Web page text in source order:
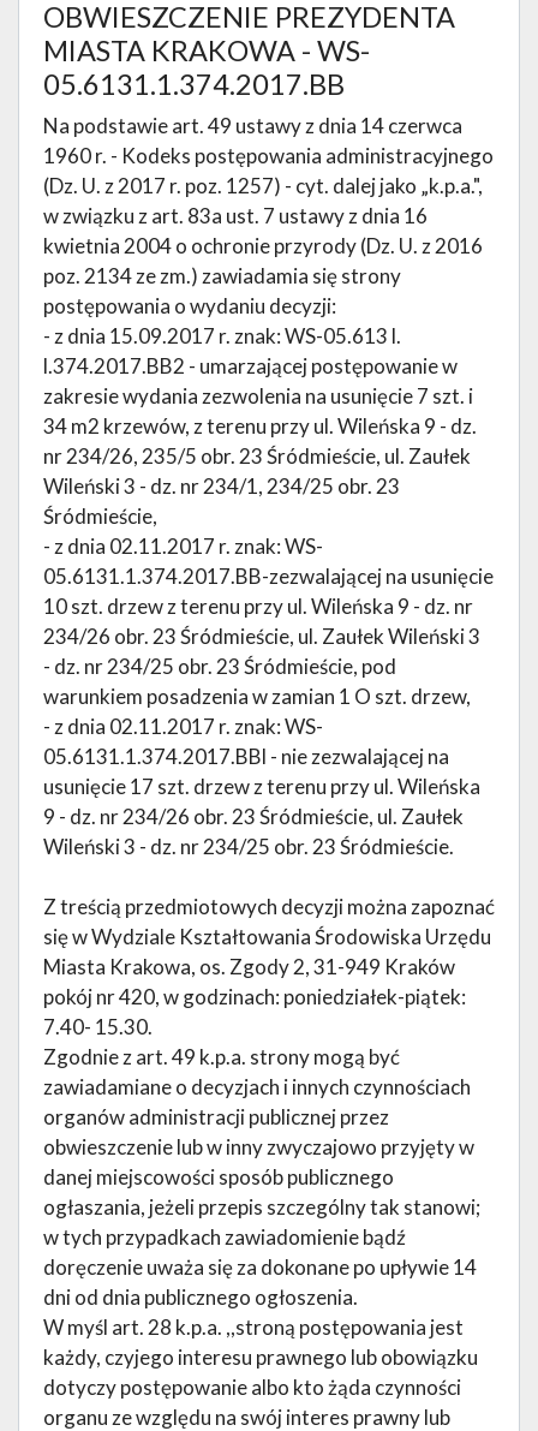
OBWIESZCZENIE PREZYDENTA
MIASTA KRAKOWA - WS-
05.6131.1.374.2017.BB
Na podstawie art. 49 ustawy z dnia 14 czerwca
1960 r. - Kodeks postępowania administracyjnego
(Dz. U. z 2017 r. poz. 1257) - cyt. dalej jako „k.p.a.",
w związku z art. 83a ust. 7 ustawy z dnia 16
kwietnia 2004 o ochronie przyrody (Dz. U. z 2016
poz. 2134 ze zm.) zawiadamia się strony
postępowania o wydaniu decyzji:
- z dnia 15.09.2017 r. znak: WS-05.613 l.
l.374.2017.BB2 - umarzającej postępowanie w
zakresie wydania zezwolenia na usunięcie 7 szt. i
34 m2 krzewów, z terenu przy ul. Wileńska 9 - dz.
nr 234/26, 235/5 obr. 23 Śródmieście, ul. Zaułek
Wileński 3 - dz. nr 234/1, 234/25 obr. 23
Śródmieście,
- z dnia 02.11.2017 r. znak: WS-
05.6131.1.374.2017.BB-zezwalającej na usunięcie
10 szt. drzew z terenu przy ul. Wileńska 9 - dz. nr
234/26 obr. 23 Śródmieście, ul. Zaułek Wileński 3
- dz. nr 234/25 obr. 23 Śródmieście, pod
warunkiem posadzenia w zamian 1 O szt. drzew,
- z dnia 02.11.2017 r. znak: WS-
05.6131.1.374.2017.BBl - nie zezwalającej na
usunięcie 17 szt. drzew z terenu przy ul. Wileńska
9 - dz. nr 234/26 obr. 23 Śródmieście, ul. Zaułek
Wileński 3 - dz. nr 234/25 obr. 23 Śródmieście.
Z treścią przedmiotowych decyzji można zapoznać
się w Wydziale Kształtowania Środowiska Urzędu
Miasta Krakowa, os. Zgody 2, 31-949 Kraków
pokój nr 420, w godzinach: poniedziałek-piątek:
7.40- 15.30.
Zgodnie z art. 49 k.p.a. strony mogą być
zawiadamiane o decyzjach i innych czynnościach
organów administracji publicznej przez
obwieszczenie lub w inny zwyczajowo przyjęty w
danej miejscowości sposób publicznego
ogłaszania, jeżeli przepis szczególny tak stanowi;
w tych przypadkach zawiadomienie bądź
doręczenie uważa się za dokonane po upływie 14
dni od dnia publicznego ogłoszenia.
W myśl art. 28 k.p.a. ,,stroną postępowania jest
każdy, czyjego interesu prawnego lub obowiązku
dotyczy postępowanie albo kto żąda czynności
organu ze względu na swój interes prawny lub